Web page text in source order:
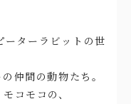
ーターラビットの世
仲間の動物たち。
コモコの、